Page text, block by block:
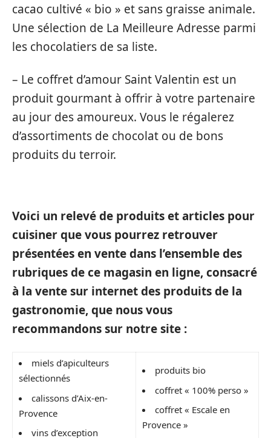
cacao cultivé « bio » et sans graisse animale.
Une sélection de La Meilleure Adresse parmi
les chocolatiers de sa liste.
– Le coffret d’amour Saint Valentin est un
produit gourmant à offrir à votre partenaire
au jour des amoureux. Vous le régalerez
d’assortiments de chocolat ou de bons
produits du terroir.
Voici un relevé de produits et articles pour
cuisiner que vous pourrez retrouver
présentées en vente dans l’ensemble des
rubriques de ce magasin en ligne, consacré
à la vente sur internet des produits de la
gastronomie, que nous vous
recommandons sur notre site :
miels d’apiculteurs
sélectionnés
calissons d’Aix-en-
Provence
vins d’exception
produits bio
coffret « 100% perso »
coffret « Escale en
Provence »